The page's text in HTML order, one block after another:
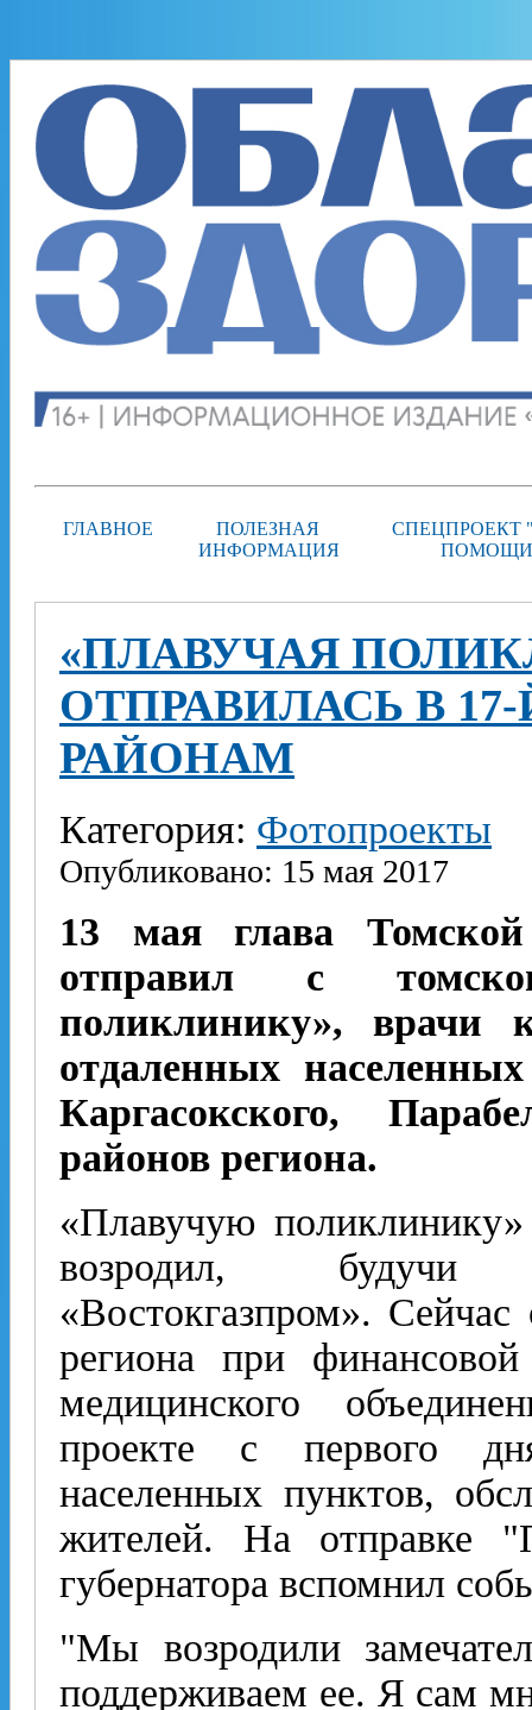
ГЛАВНОЕ
ПОЛЕЗНАЯ
ИНФОРМАЦИЯ
СПЕЦПРОЕКТ
«ПЛАВУЧАЯ
ОТПРАВИЛАСЬ В
РАЙОНАМ
Категория: Фотопроекты
Опубликовано: 15 мая 2017
13 мая глава
отправил с
поликлинику», врачи
отдаленных
Каргасокского,
районов региона.
«Плавучую
возродил, будучи
«Востокгазпром». Сейчас
региона при
медицинского
проекте с первого
населенных пунктов,
жителей. На отправке
губернатора вспомнил
"Мы возродили
поддерживаем ее. Я сам